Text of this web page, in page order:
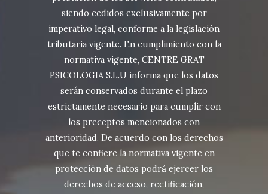
siendo cedidos exclusivamente por
imperativo legal, conforme a la legislación
tributaria vigente. En cumplimiento con la
normativa vigente, CENTRE GRAT
PSICOLOGIA S.L.U informa que los datos
serán conservados durante el plazo
estrictamente necesario para cumplir con
los preceptos mencionados con
anterioridad. De acuerdo con los derechos
que te confiere la normativa vigente en
protección de datos podrá́ ejercer los
derechos de acceso, rectificación,